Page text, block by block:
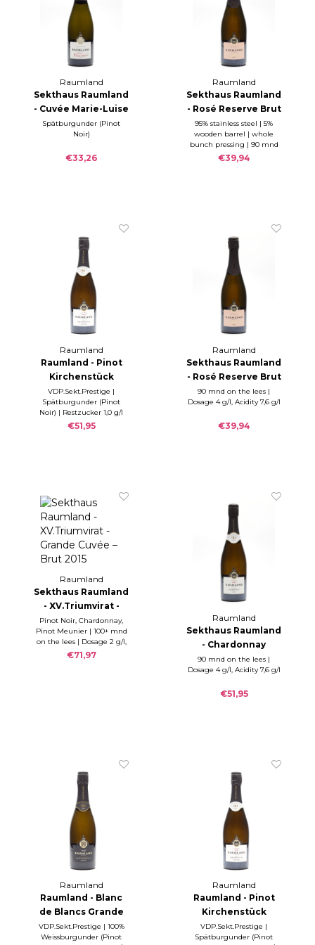
Raumland
Sekthaus Raumland
- Cuvée Marie-Luise
Brut 2019
Spätburgunder (Pinot
Noir)
€33,26
Raumland
Sekthaus Raumland
- Rosé Reserve Brut
2016
95% stainless steel | 5%
wooden barrel | whole
bunch pressing | 90 mnd
on the lees | Dosage 5 g/l,
€39,94
Raumland
Raumland - Pinot
Kirchenstück
Réserve Brut
Nature 2015
VDP.Sekt.Prestige |
Spätburgunder (Pinot
Noir) | Restzucker 1,0 g/l
Säure 7,5 g/l |
€51,95
Raumland
Sekthaus Raumland
- Rosé Reserve Brut
2015
90 mnd on the lees |
Dosage 4 g/l, Acidity 7,6 g/l
€39,94
Raumland
Sekthaus Raumland
- XV.Triumvirat -
Grande Cuvée –
Brut 2015
Pinot Noir, Chardonnay,
Pinot Meunier | 100+ mnd
on the lees | Dosage 2 g/l,
Acidity 7,7 g/l
€71,97
Raumland
Sekthaus Raumland
- Chardonnay
Reserve Brut 2015
90 mnd on the lees |
Dosage 4 g/l, Acidity 7,6 g/l
€51,95
Raumland
Raumland - Blanc
de Blancs Grande
Réserve Extra Brut
2008
VDP.Sekt.Prestige | 100%
Weissburgunder (Pinot
Raumland
Raumland - Pinot
Kirchenstück
Réserve Brut
Nature 2011
VDP.Sekt.Prestige |
Spätburgunder (Pinot